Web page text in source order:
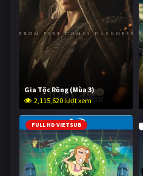
Gia Tộc Rồng (Mùa 3)
2,115,620 lượt xem
FULL HD VIETSUB